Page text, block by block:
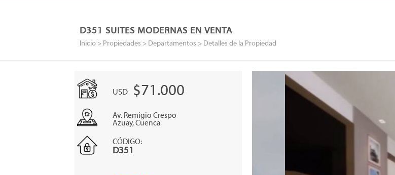
D351 SUITES MODERNAS EN VENTA
Inicio > Propiedades > Departamentos > Detalles de la Propiedad
USD $71.000
Av. Remigio Crespo
Azuay, Cuenca
CÓDIGO:
D351